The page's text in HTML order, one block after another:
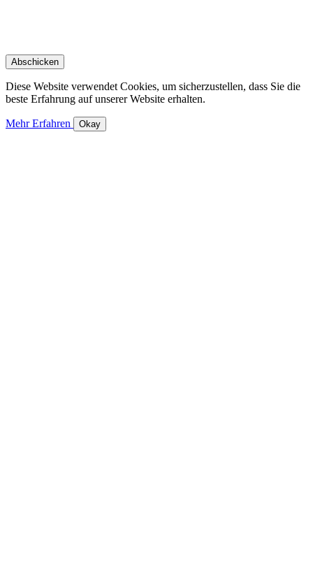
Diese Website verwendet Cookies, um sicherzustellen, dass Sie die
beste Erfahrung auf unserer Website erhalten.
Mehr Erfahren Okay